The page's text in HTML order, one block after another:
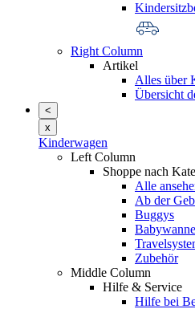
Right Column
Artikel
Alles über
Übersicht
<
x
Kinderwagen
Left Column
Shoppe nach
Alle
Ab der
Buggys
Zubehör
Middle Column
Hilfe & Service
Hilfe bei